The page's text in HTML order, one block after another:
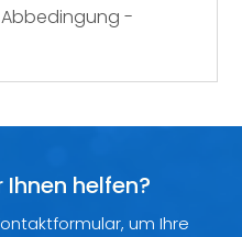
-
helfen?
um Ihre